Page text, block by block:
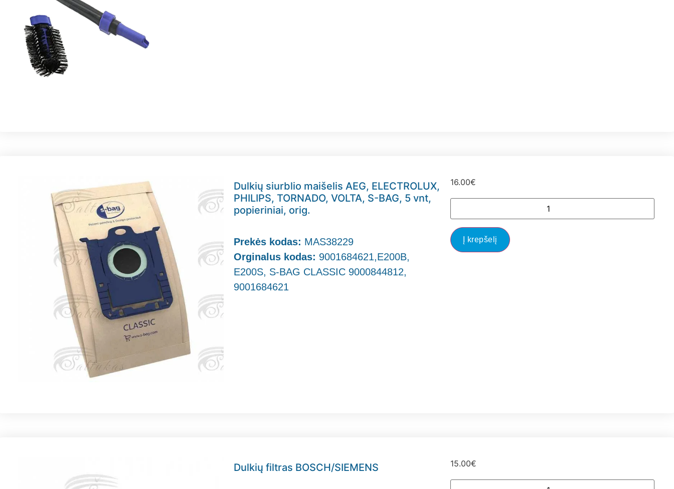
Dulkių siurblio maišelis AEG, ELECTROLUX,
PHILIPS, TORNADO, VOLTA, S-BAG, 5 vnt,
popieriniai, orig.
Prekės kodas: MAS38229
Orginalus kodas: 9001684621,E200B,
E200S, S-BAG CLASSIC 9000844812,
9001684621
16.00€
Į krepšelį
Dulkių filtras BOSCH/SIEMENS 15.00€